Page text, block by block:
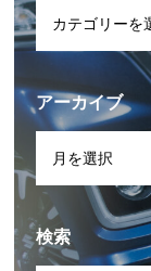
アーカイブ
検索